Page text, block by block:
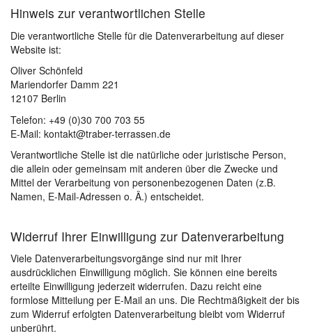
Hinweis zur verantwortlichen Stelle
Die verantwortliche Stelle für die Datenverarbeitung auf dieser
Website ist:
Oliver Schönfeld
Mariendorfer Damm 221
12107 Berlin
Telefon: +49 (0)30 700 703 55
E-Mail: kontakt@traber-terrassen.de
Verantwortliche Stelle ist die natürliche oder juristische Person,
die allein oder gemeinsam mit anderen über die Zwecke und
Mittel der Verarbeitung von personenbezogenen Daten (z.B.
Namen, E-Mail-Adressen o. Ä.) entscheidet.
Widerruf Ihrer Einwilligung zur Datenverarbeitung
Viele Datenverarbeitungsvorgänge sind nur mit Ihrer
ausdrücklichen Einwilligung möglich. Sie können eine bereits
erteilte Einwilligung jederzeit widerrufen. Dazu reicht eine
formlose Mitteilung per E-Mail an uns. Die Rechtmäßigkeit der bis
zum Widerruf erfolgten Datenverarbeitung bleibt vom Widerruf
unberührt.